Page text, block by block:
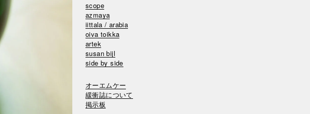
scope
azmaya
iittala / arabia
oiva toikka
artek
susan bijl
side by side
オーエムケー
緩衝誌について
掲示板